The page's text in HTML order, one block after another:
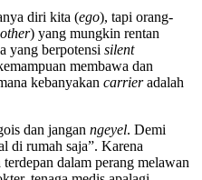
diri kita (ego), tapi orang-
) yang mungkin rentan
yang berpotensi silent
membawa dan
kebanyakan carrieradalah
dan jangan ngeyel. Demi
di rumah saja”. Karena
dalam perang melawan